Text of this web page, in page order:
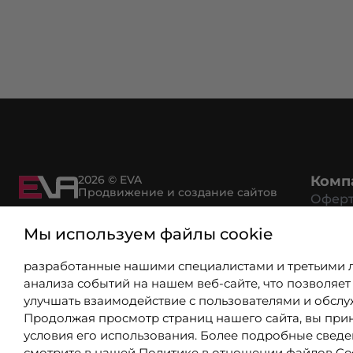
2026 © EVA
Продвижение и создание сайтов
Мы используем файлы cookie
разработанные нашими специалистами и третьими
анализа событий на нашем веб-сайте, что
улучшать взаимодействие с пользователями и
Продолжая просмотр страниц нашего сайта, вы
условия его использования. Более подробные